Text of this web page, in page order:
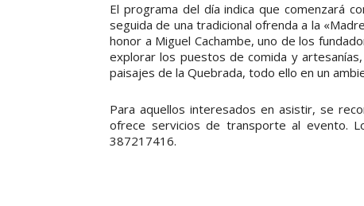
El programa del día indica que comenzará
seguida de una tradicional ofrenda a la
honor a Miguel Cachambe, uno de los
explorar los puestos de comida y
paisajes de la Quebrada, todo ello en un
Para aquellos interesados en asistir, se
ofrece servicios de transporte al evento.
387217416.